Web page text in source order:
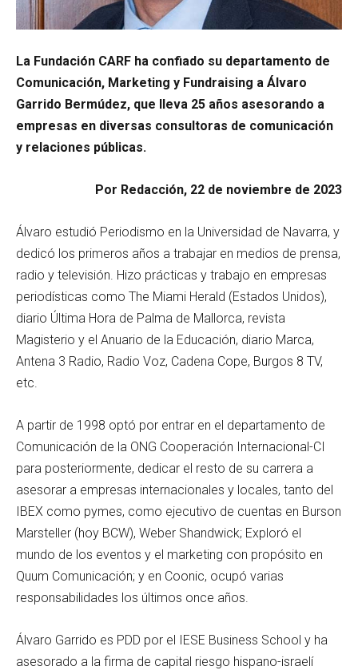
La Fundación CARF ha confiado su departamento de
Comunicación, Marketing y Fundraising a Álvaro
Garrido Bermúdez, que lleva 25 años asesorando a
empresas en diversas consultoras de comunicación
y relaciones públicas.
Por Redacción, 22 de noviembre de 2023
Álvaro estudió Periodismo en la Universidad de Navarra, y
dedicó los primeros años a trabajar en medios de prensa,
radio y televisión. Hizo prácticas y trabajo en empresas
periodísticas como The Miami Herald (Estados Unidos),
diario Última Hora de Palma de Mallorca, revista
Magisterio y el Anuario de la Educación, diario Marca,
Antena 3 Radio, Radio Voz, Cadena Cope, Burgos 8 TV,
etc.
A partir de 1998 optó por entrar en el departamento de
Comunicación de la ONG Cooperación Internacional-CI
para posteriormente, dedicar el resto de su carrera a
asesorar a empresas internacionales y locales, tanto del
IBEX como pymes, como ejecutivo de cuentas en Burson
Marsteller (hoy BCW), Weber Shandwick; Exploró el
mundo de los eventos y el marketing con propósito en
Quum Comunicación; y en Coonic, ocupó varias
responsabilidades los últimos once años.
Álvaro Garrido es PDD por el IESE Business School y ha
asesorado a la firma de capital riesgo hispano-israelí